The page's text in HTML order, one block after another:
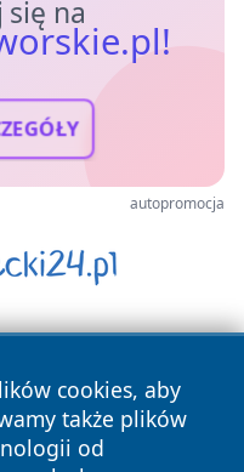
na
autopromocja
cookies, aby
także plików
od